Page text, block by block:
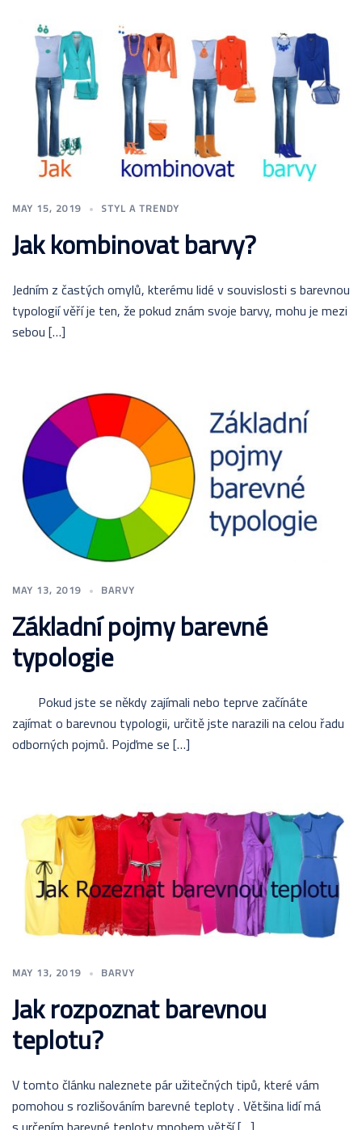
MAY 15, 2019 STYL A TRENDY
Jak kombinovat barvy?
Jedním z častých omylů, kterému lidé v souvislosti s barevnou
typologií věří je ten, že pokud znám svoje barvy, mohu je mezi
sebou […]
MAY 13, 2019 BARVY
Základní pojmy barevné
typologie
Pokud jste se někdy zajímali nebo teprve začínáte
zajímat o barevnou typologii, určitě jste narazili na celou řadu
odborných pojmů. Pojďme se […]
MAY 13, 2019 BARVY
Jak rozpoznat barevnou
teplotu?
V tomto článku naleznete pár užitečných tipů, které vám
pomohou s rozlišováním barevné teploty . Většina lidí má